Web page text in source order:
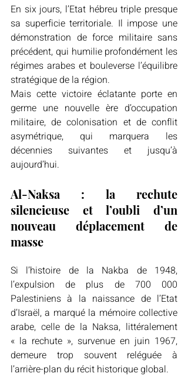
En six jours, l’Etat hébreu triple presque
sa superficie territoriale. Il impose une
démonstration de force militaire sans
précédent, qui humilie profondément les
régimes arabes et bouleverse l’équilibre
stratégique de la région.
Mais cette victoire éclatante porte en
germe une nouvelle ère d’occupation
militaire, de colonisation et de conflit
asymétrique, qui marquera les
décennies suivantes et jusqu’à
aujourd’hui.
Al-Naksa : la rechute
silencieuse et l’oubli d’un
nouveau déplacement de
masse
Si l’histoire de la Nakba de 1948,
l’expulsion de plus de 700 000
Palestiniens à la naissance de l’Etat
d’Israël, a marqué la mémoire collective
arabe, celle de la Naksa, littéralement
« la rechute », survenue en juin 1967,
demeure trop souvent reléguée à
l’arrière-plan du récit historique global.